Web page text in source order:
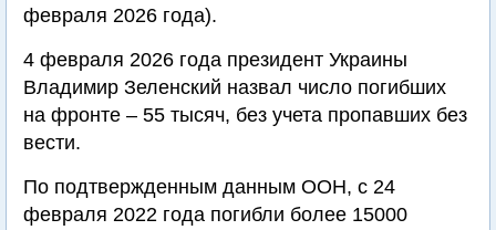
февраля 2026 года).
4 февраля 2026 года президент Украины
Владимир Зеленский назвал число погибших
на фронте – 55 тысяч, без учета пропавших без
вести.
По подтвержденным данным ООН, с 24
февраля 2022 года погибли более 15000